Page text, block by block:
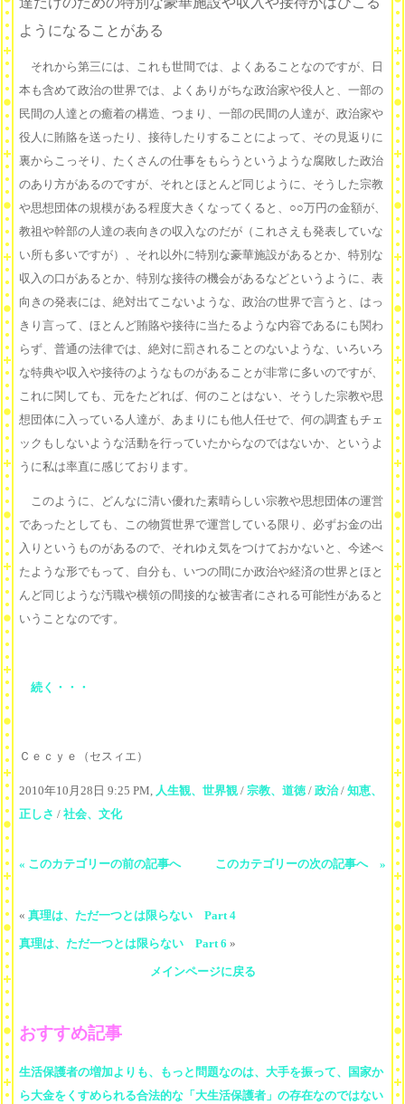
ようになることがある
それから第三には、これも世間では、よくあることなのですが、日
本も含めて政治の世界では、よくありがちな政治家や役人と、一部の
民間の人達との癒着の構造、つまり、一部の民間の人達が、政治家や
役人に賄賂を送ったり、接待したりすることによって、その見返りに
裏からこっそり、たくさんの仕事をもらうというような腐敗した政治
のあり方があるのですが、それとほとんど同じように、そうした宗教
や思想団体の規模がある程度大きくなってくると、○○万円の金額が、
教祖や幹部の人達の表向きの収入なのだが（これさえも発表していな
い所も多いですが）、それ以外に特別な豪華施設があるとか、特別な
収入の口があるとか、特別な接待の機会があるなどというように、表
向きの発表には、絶対出てこないような、政治の世界で言うと、はっ
きり言って、ほとんど賄賂や接待に当たるような内容であるにも関わ
らず、普通の法律では、絶対に罰されることのないような、いろいろ
な特典や収入や接待のようなものがあることが非常に多いのですが、
これに関しても、元をたどれば、何のことはない、そうした宗教や思
想団体に入っている人達が、あまりにも他人任せで、何の調査もチェ
ックもしないような活動を行っていたからなのではないか、というよ
うに私は率直に感じております。
このように、どんなに清い優れた素晴らしい宗教や思想団体の運営
であったとしても、この物質世界で運営している限り、必ずお金の出
入りというものがあるので、それゆえ気をつけておかないと、今述べ
たような形でもって、自分も、いつの間にか政治や経済の世界とほと
んど同じような汚職や横領の間接的な被害者にされる可能性があると
いうことなのです。
続く・・・
Ｃｅｃｙｅ（セスィエ）
2010年10月28日 9:25 PM, 人生観、世界観 / 宗教、道徳/ 政治/ 知恵、
正しさ / 社会、文化
« このカテゴリーの前の記事へ このカテゴリーの次の記事へ »
« 真理は、ただ一つとは限らない Part 4
真理は、ただ一つとは限らない Part 6 »
メインページに戻る
おすすめ記事
生活保護者の増加よりも、もっと問題なのは、大手を振って、国家か
ら大金をくすめられる合法的な「大生活保護者」の存在なのではない